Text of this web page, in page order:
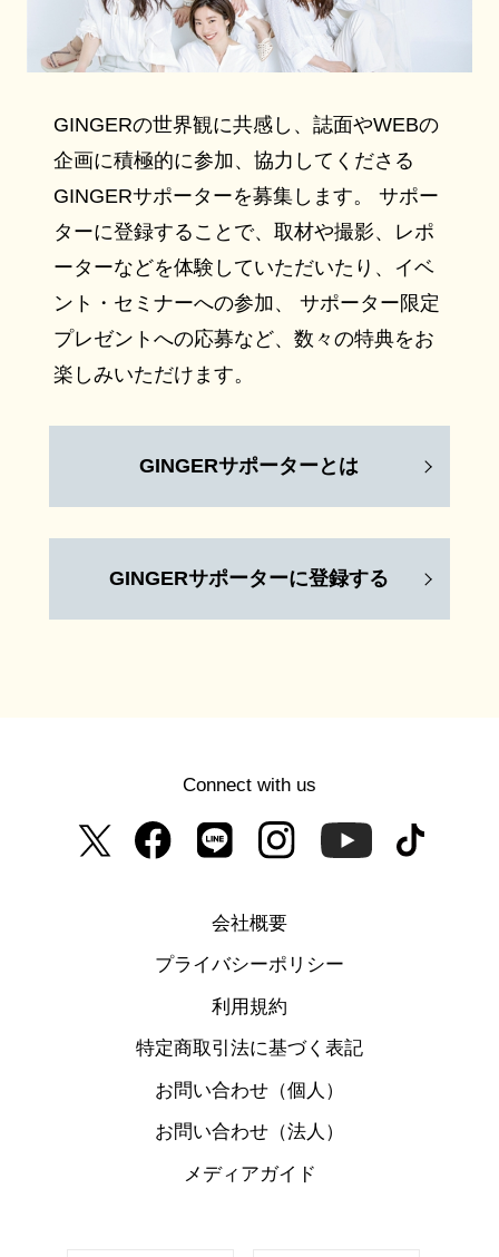
GINGERの世界観に共感し、誌面やWEBの
企画に積極的に参加、協力してくださる
GINGERサポーターを募集します。 サポー
ターに登録することで、取材や撮影、レポ
ーターなどを体験していただいたり、イベ
ント・セミナーへの参加、 サポーター限定
プレゼントへの応募など、数々の特典をお
楽しみいただけます。
GINGERサポーターとは
GINGERサポーターに登録する
Connect with us
会社概要
プライバシーポリシー
利用規約
特定商取引法に基づく表記
お問い合わせ（個人）
お問い合わせ（法人）
メディアガイド